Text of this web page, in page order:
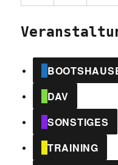
DAV
SONSTIGES
TRAINING